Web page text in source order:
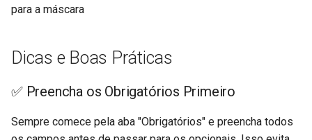
para a máscara
Dicas e Boas Práticas
✅ Preencha os Obrigatórios Primeiro
Sempre comece pela aba "Obrigatórios" e preencha todos